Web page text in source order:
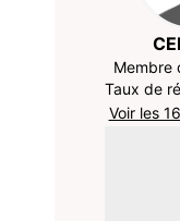
Membre
Taux de
Voir les